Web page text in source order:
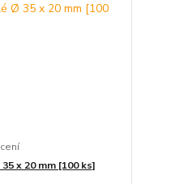
x 20 mm [100 ks]